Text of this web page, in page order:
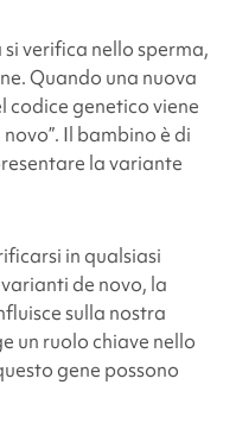
verifica nello sperma,
Quando una nuova
codice genetico viene
Il bambino è di
la variante
in qualsiasi
de novo, la
sulla nostra
un ruolo chiave nello
gene possono